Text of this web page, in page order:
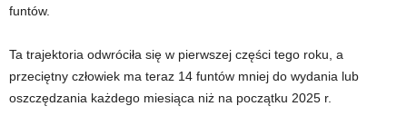
funtów.
Ta trajektoria odwróciła się w pierwszej części tego roku, a
przeciętny człowiek ma teraz 14 funtów mniej do wydania lub
oszczędzania każdego miesiąca niż na początku 2025 r.